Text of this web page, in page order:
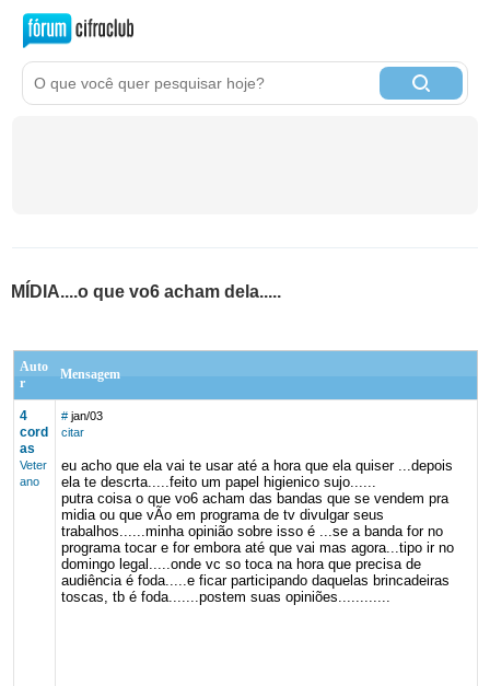
MÍDIA....o que vo6 acham dela.....
Auto
r
Mensagem
4
cord
as
Veter
ano
# jan/03
citar
eu acho que ela vai te usar até a hora que ela quiser ...depois
ela te descrta.....feito um papel higienico sujo......
putra coisa o que vo6 acham das bandas que se vendem pra
midia ou que vÃo em programa de tv divulgar seus
trabalhos......minha opinião sobre isso é ...se a banda for no
programa tocar e for embora até que vai mas agora...tipo ir no
domingo legal.....onde vc so toca na hora que precisa de
audiência é foda.....e ficar participando daquelas brincadeiras
toscas, tb é foda.......postem suas opiniões............